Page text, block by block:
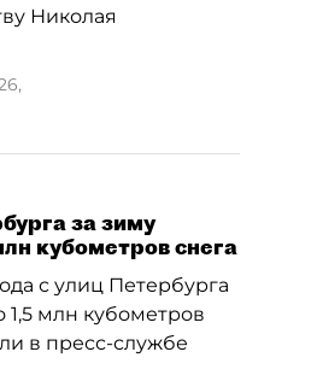
Николая
,
за зиму
кубометров снега
с улиц Петербурга
1,5 млн кубометров
в пресс-службе